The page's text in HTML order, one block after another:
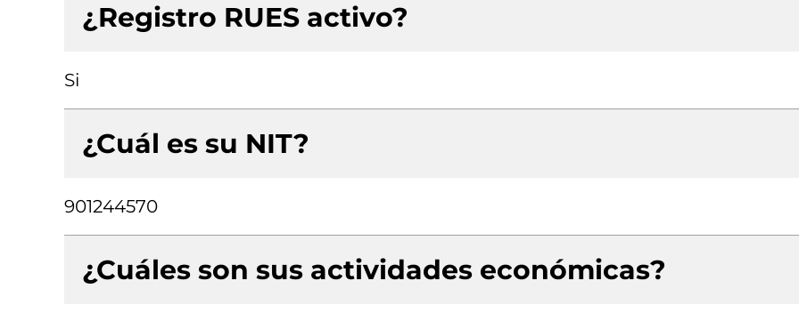
¿Registro RUES activo?
Si
¿Cuál es su NIT?
901244570
¿Cuáles son sus actividades económicas?